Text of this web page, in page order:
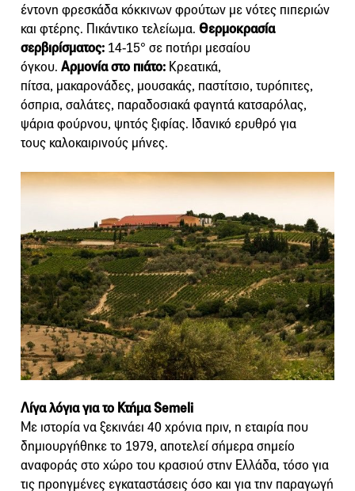
έντονη φρεσκάδα κόκκινων φρούτων με νότες πιπεριών
και φτέρης. Πικάντικο τελείωμα. Θερμοκρασία
σερβιρίσματος: 14-15° σε ποτήρι μεσαίου
όγκου. Αρμονία στο πιάτο: Κρεατικά,
πίτσα, μακαρονάδες, μουσακάς, παστίτσιο, τυρόπιτες,
όσπρια, σαλάτες, παραδοσιακά φαγητά κατσαρόλας,
ψάρια φούρνου, ψητός ξιφίας. Ιδανικό ερυθρό για
τους καλοκαιρινούς μήνες.
Λίγα λόγια για το Κτήμα Semeli
Με ιστορία να ξεκινάει 40 χρόνια πριν, η εταιρία που
δημιουργήθηκε το 1979, αποτελεί σήμερα σημείο
αναφοράς στο χώρο του κρασιού στην Ελλάδα, τόσο για
τις προηγμένες εγκαταστάσεις όσο και για την παραγωγή